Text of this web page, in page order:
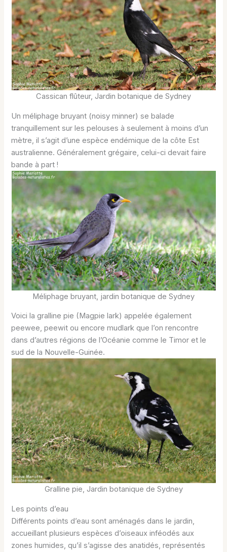
Cassican flûteur, Jardin botanique de Sydney
Un méliphage bruyant (noisy minner) se balade
tranquillement sur les pelouses à seulement à moins d’un
mètre, il s’agit d’une espèce endémique de la côte Est
australienne. Généralement grégaire, celui-ci devait faire
bande à part !
Méliphage bruyant, jardin botanique de Sydney
Voici la gralline pie (Magpie lark) appelée également
peewee, peewit ou encore mudlark que l’on rencontre
dans d’autres régions de l’Océanie comme le Timor et le
sud de la Nouvelle-Guinée.
Gralline pie, Jardin botanique de Sydney
Les points d’eau
Différents points d’eau sont aménagés dans le jardin,
accueillant plusieurs espèces d’oiseaux inféodés aux
zones humides, qu’il s’agisse des anatidés, représentés